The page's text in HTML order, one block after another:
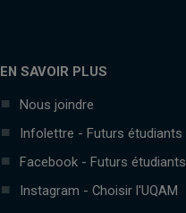
EN SAVOIR PLUS
Nous joindre
Infolettre - Futurs étudiants
Facebook - Futurs étudiants
Instagram - Choisir l'UQAM